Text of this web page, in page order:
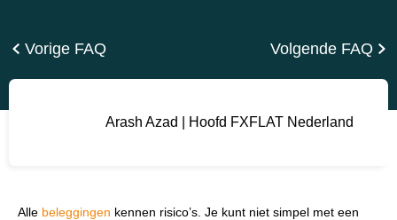
Vorige FAQ Volgende FAQ
Arash Azad | Hoofd FXFLAT Nederland
Alle beleggingen kennen risico’s. Je kunt niet simpel met een